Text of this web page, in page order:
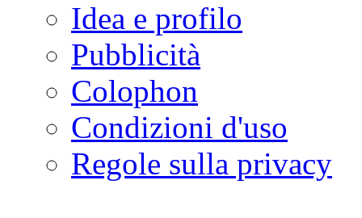
Idea e profilo
Pubblicità
Colophon
Condizioni d'uso
Regole sulla privacy